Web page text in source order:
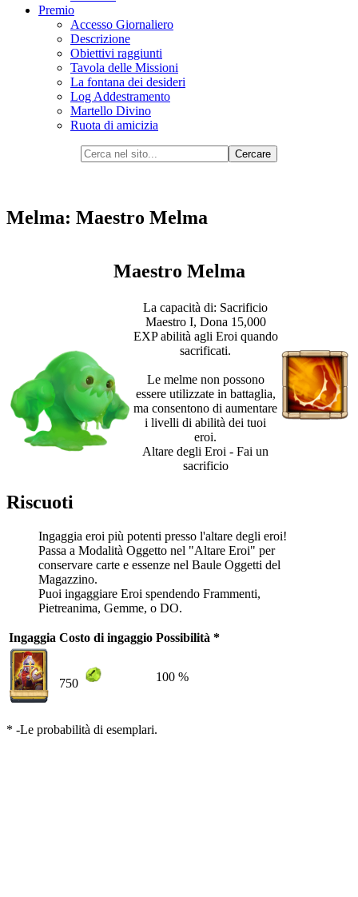
Premio
Accesso Giornaliero
Descrizione
Obiettivi raggiunti
Tavola delle Missioni
La fontana dei desideri
Log Addestramento
Martello Divino
Ruota di amicizia
Melma: Maestro Melma
Maestro Melma
La capacità di: Sacrificio
Maestro I, Dona 15,000
EXP abilità agli Eroi quando
sacrificati.
Le melme non possono
essere utilizzate in battaglia,
ma consentono di aumentare
i livelli di abilità dei tuoi
eroi.
Altare degli Eroi - Fai un
sacrificio
Riscuoti
Ingaggia eroi più potenti presso l'altare degli eroi!
Passa a Modalità Oggetto nel "Altare Eroi" per
conservare carte e essenze nel Baule Oggetti del
Magazzino.
Puoi ingaggiare Eroi spendendo Frammenti,
Pietreanima, Gemme, o DO.
Ingaggia Costo di ingaggio Possibilità *
750 100 %
* -Le probabilità di esemplari.